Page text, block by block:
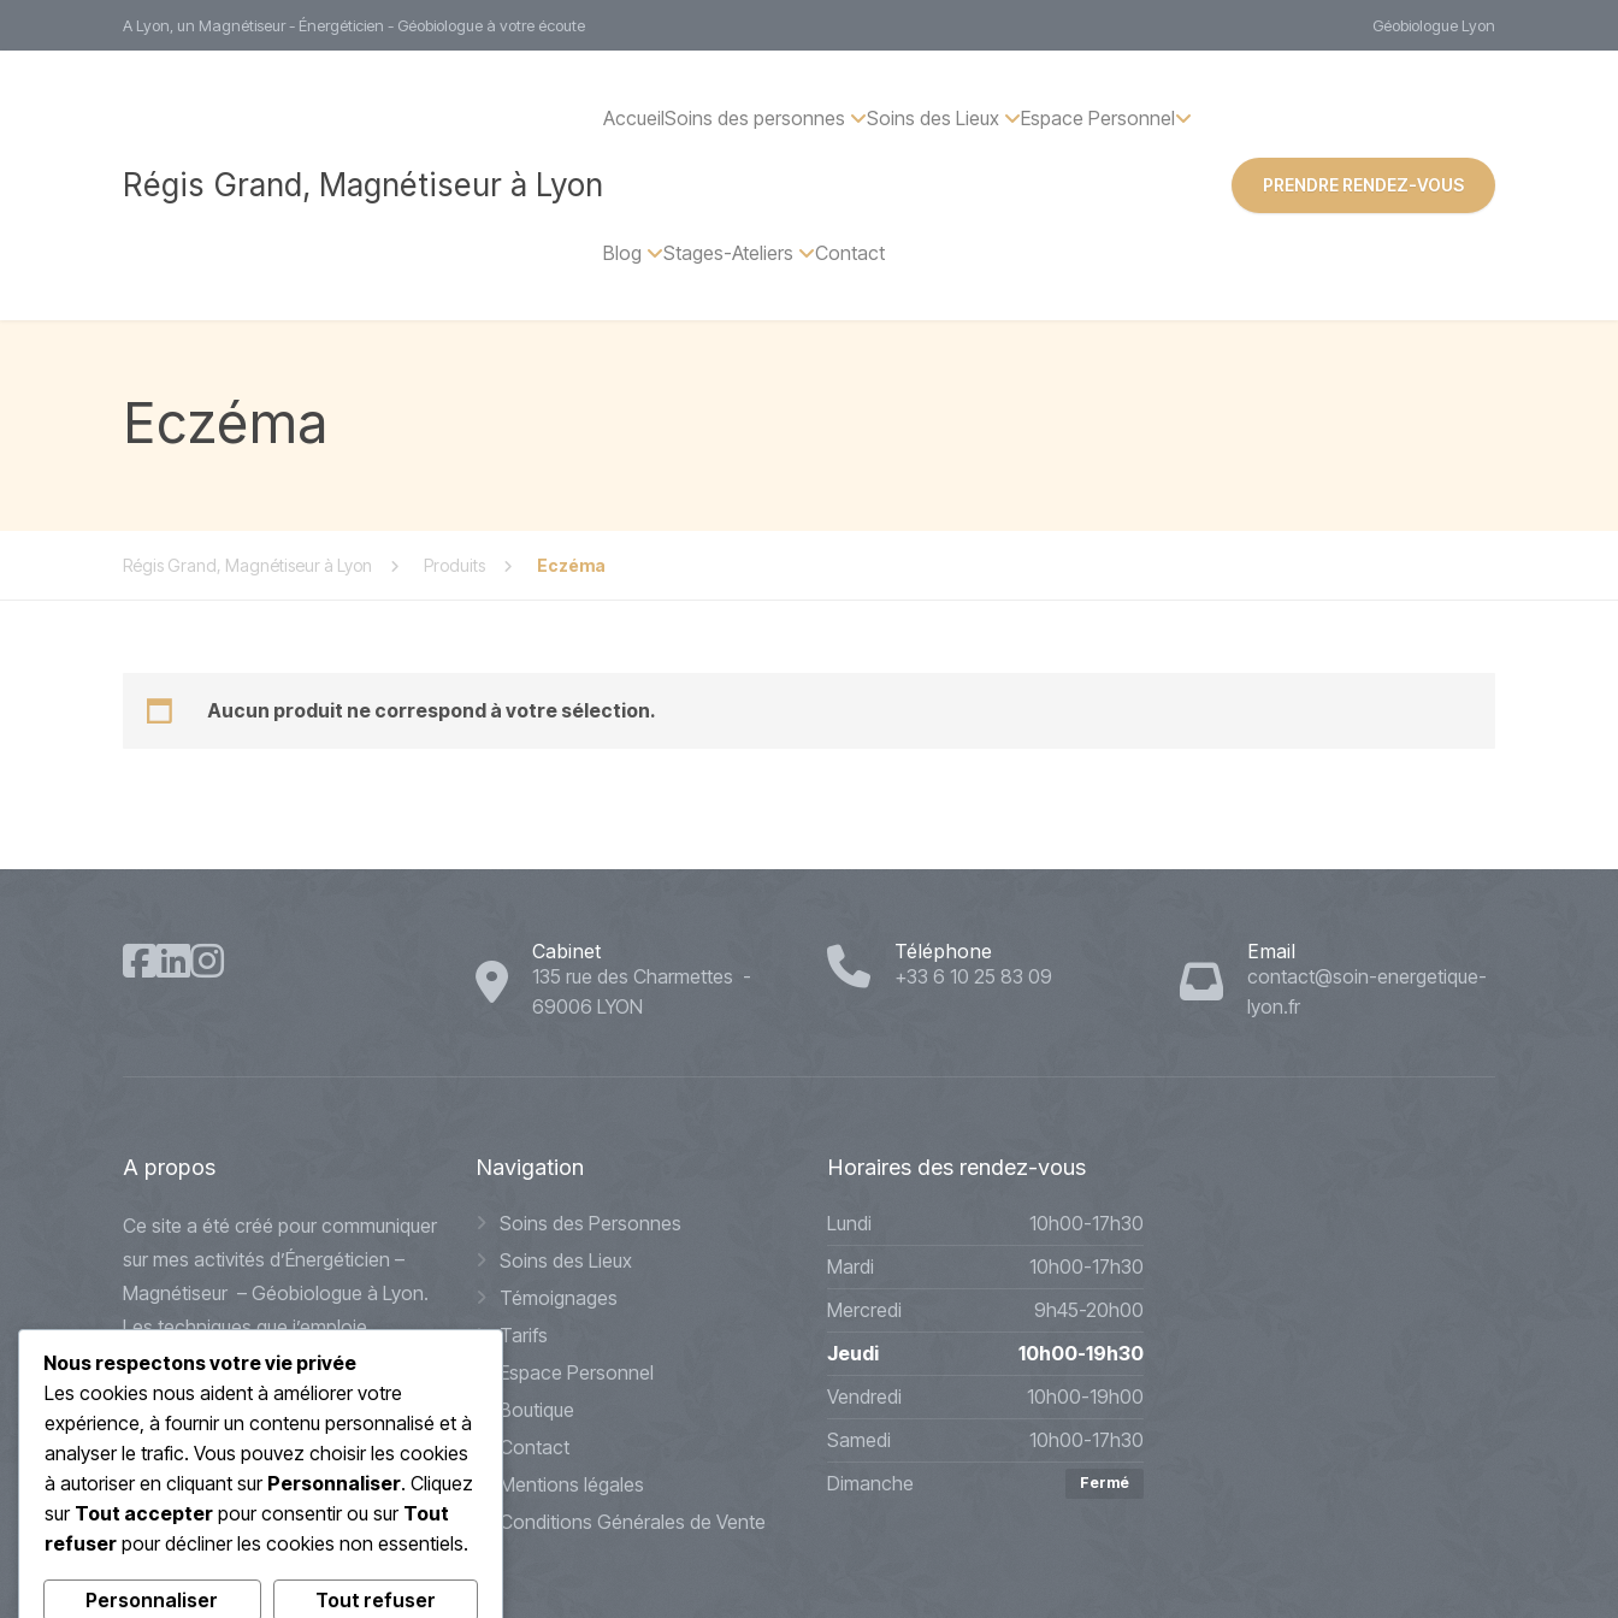
A Lyon, un Magnétiseur - Énergéticien - Géobiologue à votre écoute Géobiologue Lyon
Régis Grand, Magnétiseur à Lyon
AccueilSoins des personnes Soins des Lieux Espace Personnel
Blog Stages-Ateliers Contact
PRENDRE RENDEZ-VOUS
Eczéma
Régis Grand, Magnétiseur à Lyon Produits Eczéma
Aucun produit ne correspond à votre sélection.
Cabinet
135 rue des Charmettes -
69006 LYON
Téléphone
+33 6 10 25 83 09
Email
contact@soin-energetique-
lyon.fr
A propos
Ce site a été créé pour communiquer
sur mes activités d’Énergéticien –
Magnétiseur – Géobiologue à Lyon.
Les techniques que j’emploie
peuvent s’apparenter à des
méthodes douces et alternatives
d’accompagnements et de soin.
Celles-ci ne se substitueront jamais
à des traitements médicaux que
vous pourriez avoir en cours ou à
Navigation
Soins des Personnes
Soins des Lieux
Témoignages
Tarifs
Espace Personnel
Boutique
Contact
Mentions légales
Conditions Générales de Vente
Horaires des rendez-vous
Lundi
10h00-17h30
Mardi
10h00-17h30
Mercredi
9h45-20h00
Jeudi
10h00-19h30
Vendredi
10h00-19h00
Samedi
10h00-17h30
Dimanche
Fermé
Nous respectons votre vie privée
Les cookies nous aident à améliorer votre
expérience, à fournir un contenu personnalisé et à
analyser le trafic. Vous pouvez choisir les cookies
à autoriser en cliquant sur Personnaliser. Cliquez
sur Tout accepter pour consentir ou sur Tout
refuser pour décliner les cookies non essentiels.
Personnaliser Tout refuser